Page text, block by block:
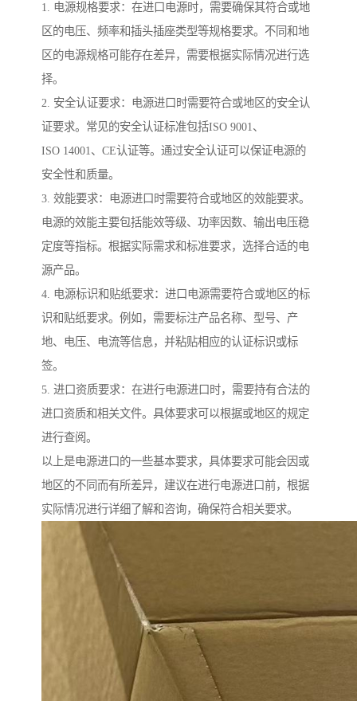
1. 电源规格要求：在进口电源时，需要确保其符合或地
区的电压、频率和插头插座类型等规格要求。不同和地
区的电源规格可能存在差异，需要根据实际情况进行选
择。
2. 安全认证要求：电源进口时需要符合或地区的安全认
证要求。常见的安全认证标准包括ISO 9001、
ISO 14001、CE认证等。通过安全认证可以保证电源的
安全性和质量。
3. 效能要求：电源进口时需要符合或地区的效能要求。
电源的效能主要包括能效等级、功率因数、输出电压稳
定度等指标。根据实际需求和标准要求，选择合适的电
源产品。
4. 电源标识和贴纸要求：进口电源需要符合或地区的标
识和贴纸要求。例如，需要标注产品名称、型号、产
地、电压、电流等信息，并粘贴相应的认证标识或标
签。
5. 进口资质要求：在进行电源进口时，需要持有合法的
进口资质和相关文件。具体要求可以根据或地区的规定
进行查阅。
以上是电源进口的一些基本要求，具体要求可能会因或
地区的不同而有所差异，建议在进行电源进口前，根据
实际情况进行详细了解和咨询，确保符合相关要求。